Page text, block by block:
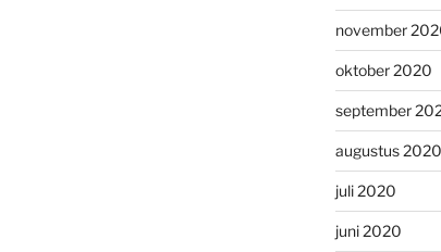
november
oktober 2020
september
augustus 2020
juli 2020
juni 2020